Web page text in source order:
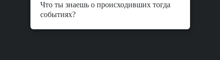
Что ты знаешь о происходивших тогда
событиях?